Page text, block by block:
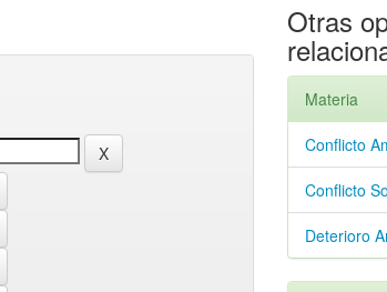
Otras
Materia
Conflicto
Conflicto
Deterioro